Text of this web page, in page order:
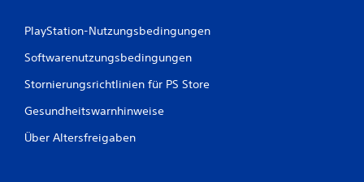
PlayStation-Nutzungsbedingungen
Softwarenutzungsbedingungen
Stornierungsrichtlinien für PS Store
Gesundheitswarnhinweise
Über Altersfreigaben